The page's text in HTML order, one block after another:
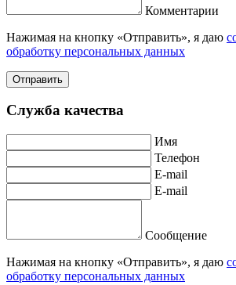
Комментарии
Нажимая на кнопку «Отправить», я даю
обработку персональных данных
Отправить
Служба качества
Имя
Телефон
E-mail
E-mail
Сообщение
Нажимая на кнопку «Отправить», я даю
обработку персональных данных